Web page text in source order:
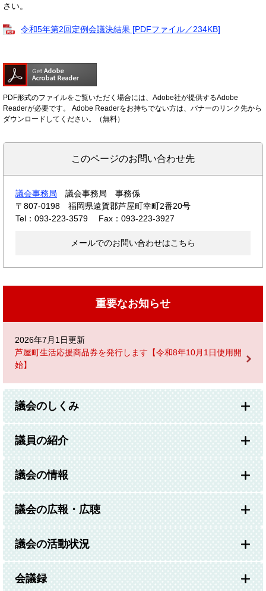
さい。
令和5年第2回定例会議決結果 [PDFファイル／234KB]
PDF形式のファイルをご覧いただく場合には、Adobe社が提供するAdobe
Readerが必要です。
Adobe Readerをお持ちでない方は、バナーのリンク先から
ダウンロードしてください。（無料）
このページのお問い合わせ先
議会事務局
議会事務局 事務係
〒807-0198
福岡県遠賀郡芦屋町幸町2番20号
Tel：093-223-3579
Fax：093-223-3927
メールでのお問い合わせはこちら
重要なお知らせ
2026年7月1日更新
芦屋町生活応援商品券を発行します【令和8年10月1日使用開
始】
議会のしくみ
議員の紹介
議会の情報
議会の広報・広聴
議会の活動状況
会議録